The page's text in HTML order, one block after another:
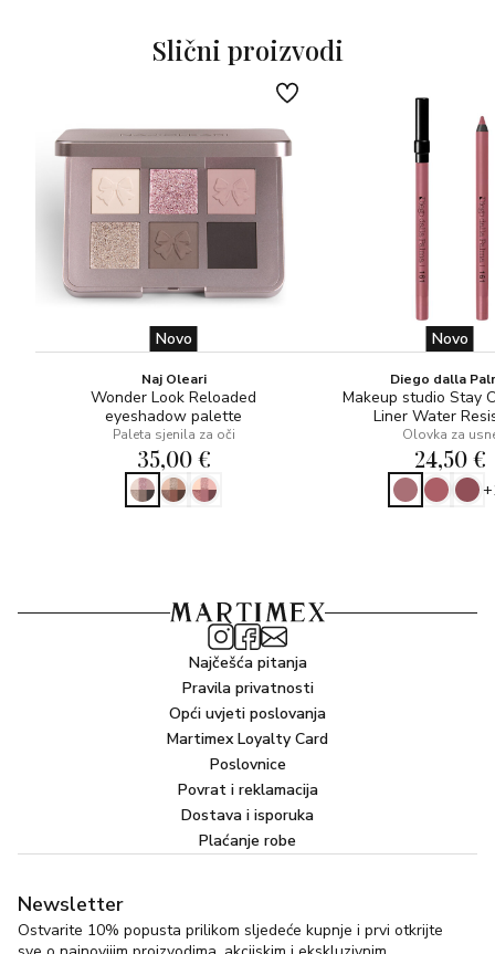
Slični proizvodi
Novo
Naj Oleari
Wonder Look Reloaded
eyeshadow palette
Paleta sjenila za oči
35,00 €
Novo
Diego dalla
Makeup studio Stay
Liner Water
Olovka za
24,50 €
Najčešća pitanja
Pravila privatnosti
Opći uvjeti poslovanja
Martimex Loyalty Card
Poslovnice
Povrat i reklamacija
Dostava i isporuka
Plaćanje robe
Newsletter
Ostvarite 10% popusta prilikom sljedeće kupnje i prvi otkrijte